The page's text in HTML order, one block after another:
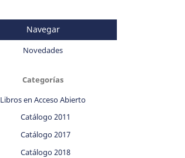
Navegar
Novedades
Categorías
Libros en Acceso Abierto
Catálogo 2011
Catálogo 2017
Catálogo 2018